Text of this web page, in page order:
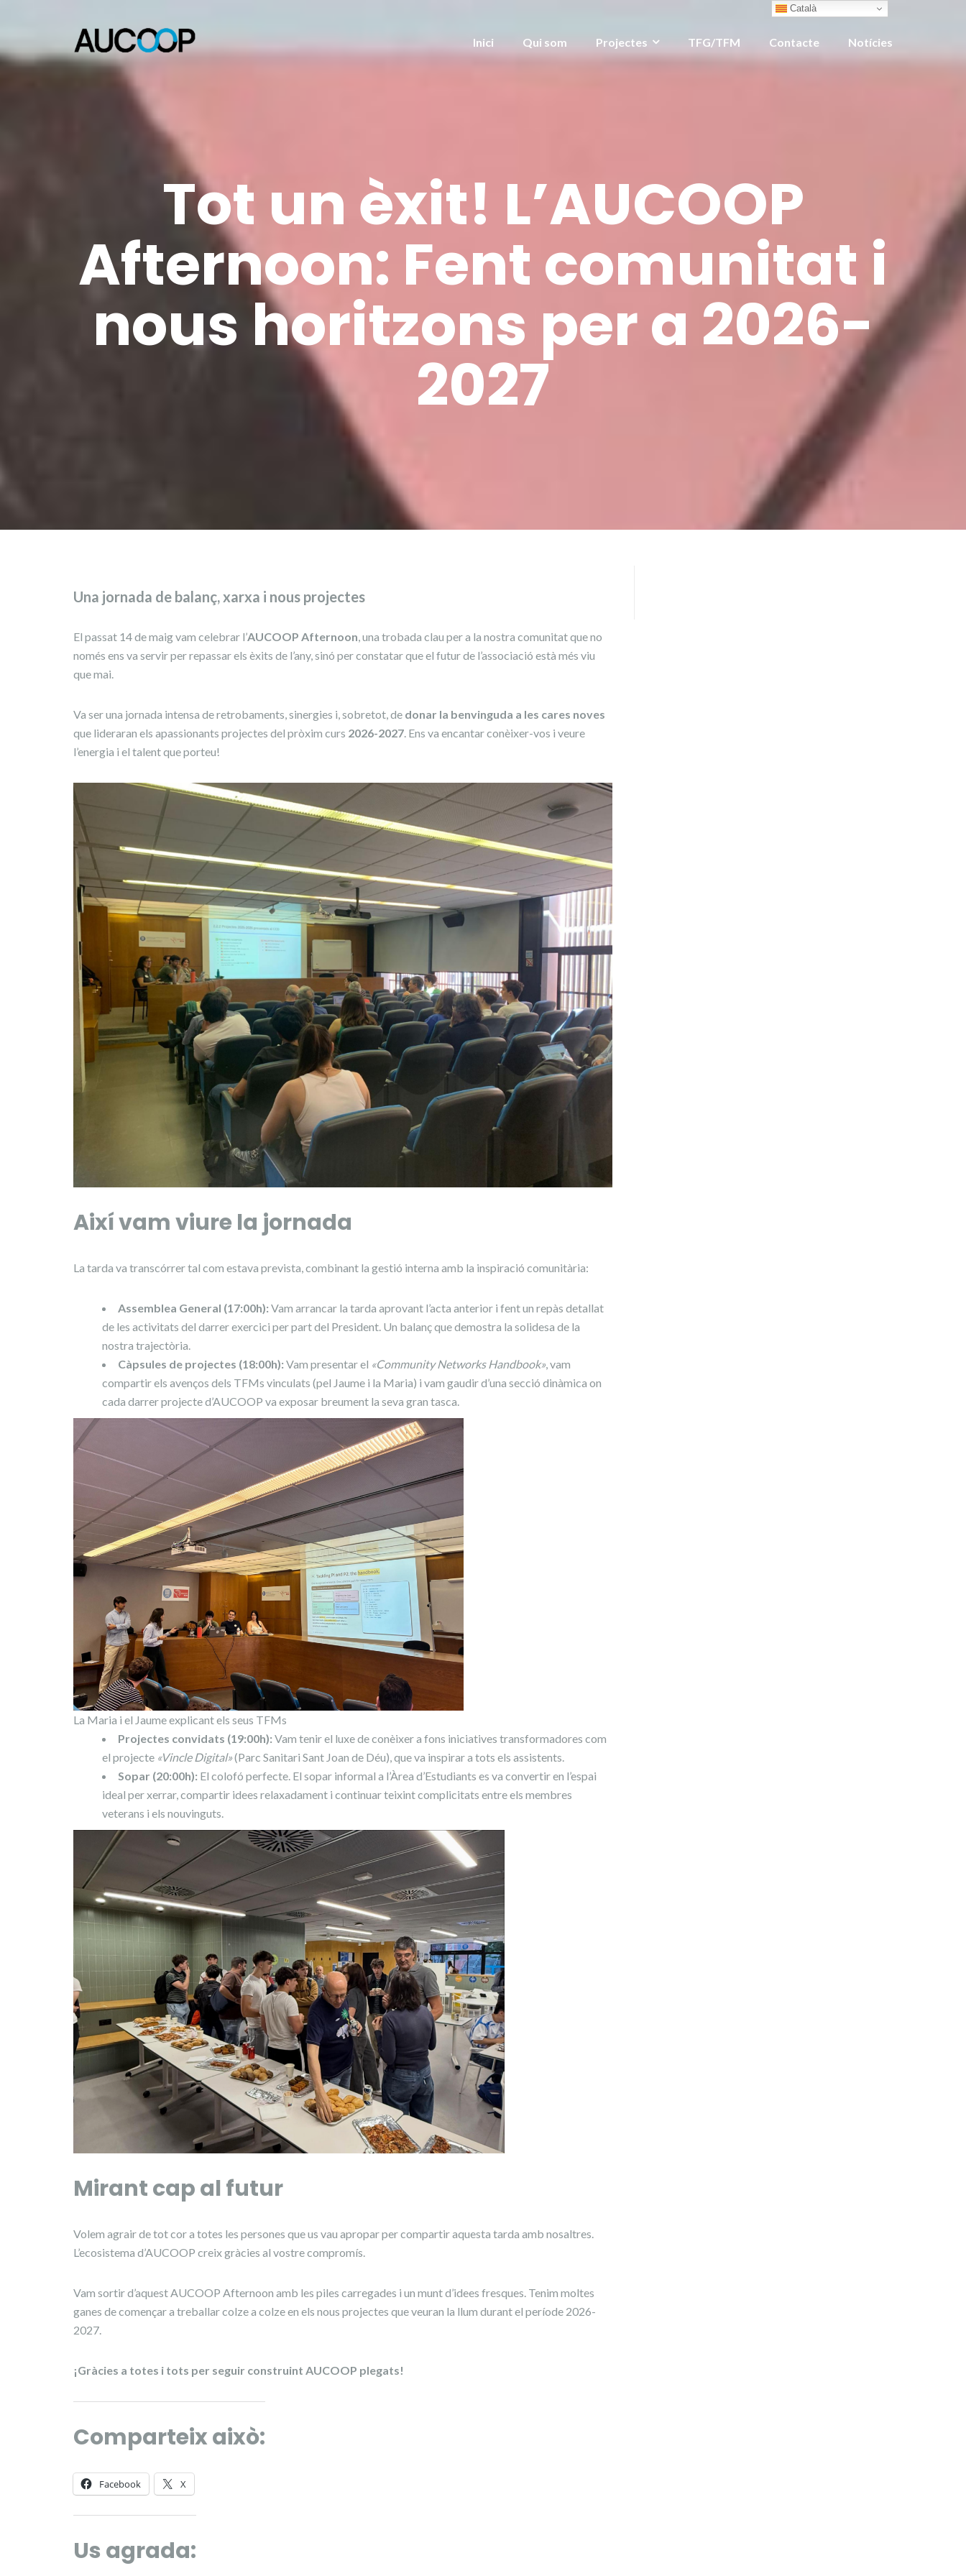
Inici Qui som Projectes TFG/TFM Contacte Notícies
Tot un èxit! L’AUCOOP
Afternoon: Fent comunitat i
nous horitzons per a 2026-
2027
Una jornada de balanç, xarxa i nous projectes
El passat 14 de maig vam celebrar l’AUCOOP Afternoon, una trobada clau per a la nostra comunitat que no
només ens va servir per repassar els èxits de l’any, sinó per constatar que el futur de l’associació està més viu
que mai.
Va ser una jornada intensa de retrobaments, sinergies i, sobretot, de donar la benvinguda a les cares noves
que lideraran els apassionants projectes del pròxim curs 2026-2027. Ens va encantar conèixer-vos i veure
l’energia i el talent que porteu!
Així vam viure la jornada
La tarda va transcórrer tal com estava prevista, combinant la gestió interna amb la inspiració comunitària:
Assemblea General (17:00h): Vam arrancar la tarda aprovant l’acta anterior i fent un repàs detallat
de les activitats del darrer exercici per part del President. Un balanç que demostra la solidesa de la
nostra trajectòria.
Càpsules de projectes (18:00h): Vam presentar el «Community Networks Handbook», vam
compartir els avenços dels TFMs vinculats (pel Jaume i la Maria) i vam gaudir d’una secció dinàmica on
cada darrer projecte d’AUCOOP va exposar breument la seva gran tasca.
La Maria i el Jaume explicant els seus TFMs
Projectes convidats (19:00h): Vam tenir el luxe de conèixer a fons iniciatives transformadores com
el projecte «Vincle Digital»(Parc Sanitari Sant Joan de Déu), que va inspirar a tots els assistents.
Sopar (20:00h): El colofó perfecte. El sopar informal a l’Àrea d’Estudiants es va convertir en l’espai
ideal per xerrar, compartir idees relaxadament i continuar teixint complicitats entre els membres
veterans i els nouvinguts.
Mirant cap al futur
Volem agrair de tot cor a totes les persones que us vau apropar per compartir aquesta tarda amb nosaltres.
L’ecosistema d’AUCOOP creix gràcies al vostre compromís.
Vam sortir d’aquest AUCOOP Afternoon amb les piles carregades i un munt d’idees fresques. Tenim moltes
ganes de començar a treballar colze a colze en els nous projectes que veuran la llum durant el període 2026-
2027.
¡Gràcies a totes i tots per seguir construint AUCOOP plegats!
Comparteix això:
Facebook X
Us agrada:
Català